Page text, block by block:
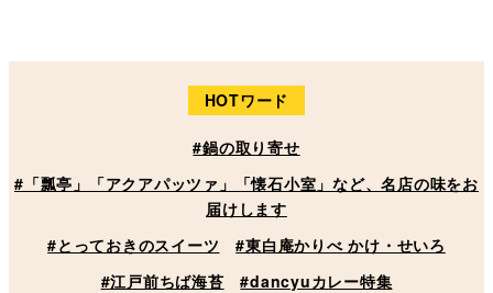
HOTワード
#鍋の取り寄せ
#「瓢亭」「アクアパッツァ」「懐石小室」など、名店の味をお
届けします
#とっておきのスイーツ
#東白庵かりべ かけ・せいろ
#江戸前ちば海苔
#dancyuカレー特集